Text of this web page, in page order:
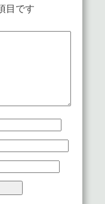
目です